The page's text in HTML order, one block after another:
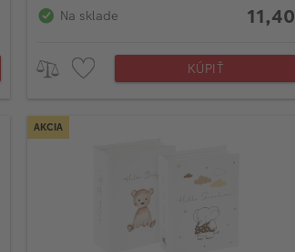
Na sklade
11,40
KÚPIŤ
AKCIA